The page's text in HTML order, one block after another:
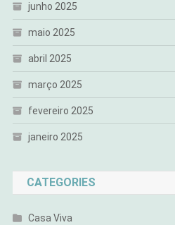
junho 2025
maio 2025
abril 2025
março 2025
fevereiro 2025
janeiro 2025
CATEGORIES
Casa Viva